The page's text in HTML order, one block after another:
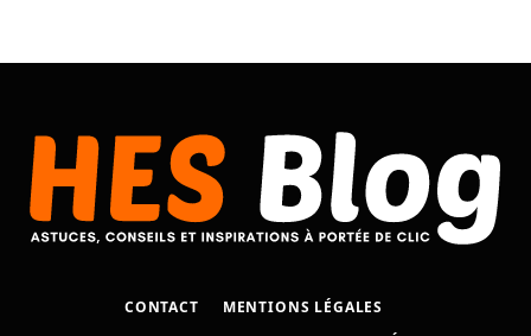
CONTACT
MENTIONS LÉGALES